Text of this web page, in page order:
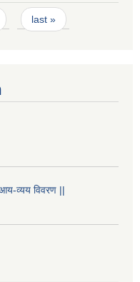
last »
व्यय विवरण ||